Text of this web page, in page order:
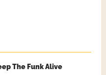
The Funk Alive